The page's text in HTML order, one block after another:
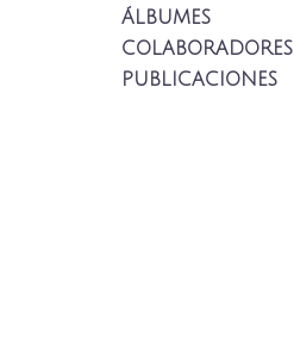
ÁLBUMES
COLABORADORES
PUBLICACIONES